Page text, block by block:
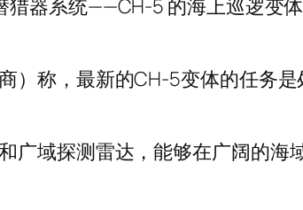
器系统——CH-5 的海上巡逻变
称，最新的CH-5变体的任务
域探测雷达，能够在广阔的海